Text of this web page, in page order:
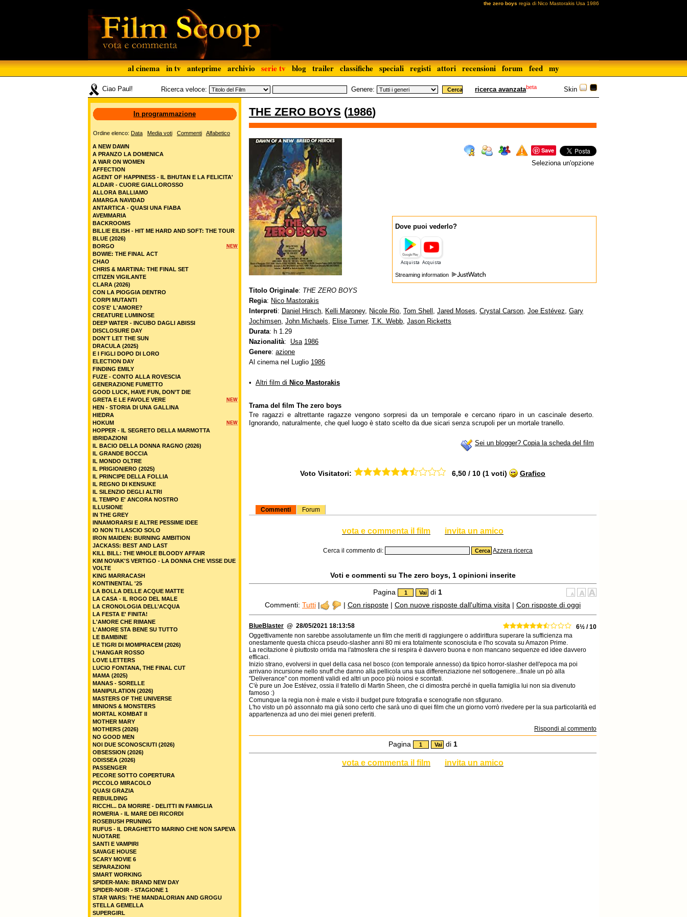
the zero boys regia di Nico Mastorakis Usa 1986
al cinema in tv anteprime archivio serie tv blog trailer classifiche speciali registi attori recensioni forum feed my
Skin
Ciao Paul! Ricerca veloce: Genere: ricerca avanzatabeta
THE ZERO BOYS (1986)
Save
Seleziona un'opzione
Dove puoi vederlo?
Streaming information
Titolo Originale: THE ZERO BOYS
Regia: Nico Mastorakis
Interpreti: Daniel Hirsch, Kelli Maroney, Nicole Rio, Tom Shell , Jared Moses, Crystal Carson, Joe Estévez, Gary
Jochimsen, John Michaels, Elise Turner, T.K. Webb, Jason Ricketts
Durata: h 1.29
Nazionalità: Usa 1986
Genere: azione
Al cinema nel Luglio 1986
• Altri film di Nico Mastorakis
Trama del film The zero boys
Tre ragazzi e altrettante ragazze vengono sorpresi da un temporale e cercano riparo in un cascinale deserto.
Ignorando, naturalmente, che quel luogo è stato scelto da due sicari senza scrupoli per un mortale tranello.
Sei un blogger? Copia la scheda del film
Voto Visitatori: 6,50 / 10 (1 voti) Grafico
Commenti Forum
vota e commenta il film invita un amico
Cerca il commento di: Azzera ricerca
Voti e commenti su The zero boys, 1 opinioni inserite
Pagina di 1
Commenti: Tutti | | Con risposte | Con nuove risposte dall'ultima visita | Con risposte di oggi
BlueBlaster @ 28/05/2021 18:13:58
6½ / 10
Oggettivamente non sarebbe assolutamente un film che meriti di raggiungere o addirittura superare la sufficienza ma
onestamente questa chicca pseudo-slasher anni 80 mi era totalmente sconosciuta e l'ho scovata su Amazon Prime.
La recitazione è piuttosto orrida ma l'atmosfera che si respira è davvero buona e non mancano sequenze ed idee davvero
efficaci.
Inizio strano, evolversi in quel della casa nel bosco (con temporale annesso) da tipico horror-slasher dell'epoca ma poi
arrivano incursione nello snuff che danno alla pellicola una sua differenziazione nel sottogenere...finale un pò alla
"Deliverance" con momenti validi ed altri un poco più noiosi e scontati.
C'è pure un Joe Estévez, ossia il fratello di Martin Sheen, che ci dimostra perché in quella famiglia lui non sia divenuto
famoso :)
Comunque la regia non è male e visto il budget pure fotografia e scenografie non sfigurano.
L'ho visto un pò assonnato ma già sono certo che sarà uno di quei film che un giorno vorrò rivedere per la sua particolarità ed
appartenenza ad uno dei miei generi preferiti.
Rispondi al commento
Pagina di 1
vota e commenta il film invita un amico
In programmazione
Ordine elenco: Data Media voti Commenti Alfabetico
A NEW DAWN
A PRANZO LA DOMENICA
A WAR ON WOMEN
AFFECTION
AGENT OF HAPPINESS - IL BHUTAN E LA FELICITA'
ALDAIR - CUORE GIALLOROSSO
ALLORA BALLIAMO
AMARGA NAVIDAD
ANTARTICA - QUASI UNA FIABA
AVEMMARIA
BACKROOMS
BILLIE EILISH - HIT ME HARD AND SOFT: THE TOUR
BLUE (2026)
NEW
BORGO
BOWIE: THE FINAL ACT
CHAO
CHRIS & MARTINA: THE FINAL SET
CITIZEN VIGILANTE
CLARA (2026)
CON LA PIOGGIA DENTRO
CORPI MUTANTI
COS'E' L'AMORE?
CREATURE LUMINOSE
DEEP WATER - INCUBO DAGLI ABISSI
DISCLOSURE DAY
DON'T LET THE SUN
DRACULA (2025)
E I FIGLI DOPO DI LORO
ELECTION DAY
FINDING EMILY
FUZE - CONTO ALLA ROVESCIA
GENERAZIONE FUMETTO
GOOD LUCK, HAVE FUN, DON’T DIE
NEW
GRETA E LE FAVOLE VERE
HEN - STORIA DI UNA GALLINA
HIEDRA
NEW
HOKUM
HOPPER - IL SEGRETO DELLA MARMOTTA
IBRIDAZIONI
IL BACIO DELLA DONNA RAGNO (2026)
IL GRANDE BOCCIA
IL MONDO OLTRE
IL PRIGIONIERO (2025)
IL PRINCIPE DELLA FOLLIA
IL REGNO DI KENSUKE
IL SILENZIO DEGLI ALTRI
IL TEMPO E' ANCORA NOSTRO
ILLUSIONE
IN THE GREY
INNAMORARSI E ALTRE PESSIME IDEE
IO NON TI LASCIO SOLO
IRON MAIDEN: BURNING AMBITION
JACKASS: BEST AND LAST
KILL BILL: THE WHOLE BLOODY AFFAIR
KIM NOVAK'S VERTIGO - LA DONNA CHE VISSE DUE
VOLTE
KING MARRACASH
KONTINENTAL '25
LA BOLLA DELLE ACQUE MATTE
LA CASA - IL ROGO DEL MALE
LA CRONOLOGIA DELL’ACQUA
LA FESTA E' FINITA!
L'AMORE CHE RIMANE
L'AMORE STA BENE SU TUTTO
LE BAMBINE
LE TIGRI DI MOMPRACEM (2026)
L'HANGAR ROSSO
LOVE LETTERS
LUCIO FONTANA, THE FINAL CUT
MAMA (2025)
MANAS - SORELLE
MANIPULATION (2026)
MASTERS OF THE UNIVERSE
MINIONS & MONSTERS
MORTAL KOMBAT II
MOTHER MARY
MOTHERS (2026)
NO GOOD MEN
NOI DUE SCONOSCIUTI (2026)
OBSESSION (2026)
ODISSEA (2026)
PASSENGER
PECORE SOTTO COPERTURA
PICCOLO MIRACOLO
QUASI GRAZIA
REBUILDING
RICCHI... DA MORIRE - DELITTI IN FAMIGLIA
ROMERIA - IL MARE DEI RICORDI
ROSEBUSH PRUNING
RUFUS - IL DRAGHETTO MARINO CHE NON SAPEVA
NUOTARE
SANTI E VAMPIRI
SAVAGE HOUSE
SCARY MOVIE 6
SEPARAZIONI
SMART WORKING
SPIDER-MAN: BRAND NEW DAY
SPIDER-NOIR - STAGIONE 1
STAR WARS: THE MANDALORIAN AND GROGU
STELLA GEMELLA
SUPERGIRL